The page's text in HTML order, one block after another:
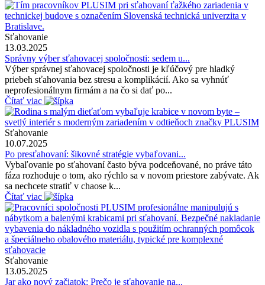
Sťahovanie
13.03.2025
Správny výber sťahovacej spoločnosti: sedem u...
Výber správnej sťahovacej spoločnosti je kľúčový pre hladký
priebeh sťahovania bez stresu a komplikácií. Ako sa vyhnúť
neprofesionálnym firmám a na čo si dať po...
Čítať viac
Sťahovanie
10.07.2025
Po presťahovaní: šikovné stratégie vybaľovani...
Vybaľovanie po sťahovaní často býva podceňované, no práve táto
fáza rozhoduje o tom, ako rýchlo sa v novom priestore zabývate. Ak
sa nechcete stratiť v chaose k...
Čítať viac
Sťahovanie
13.05.2025
Jar ako nový začiatok: Prečo je sťahovanie na...